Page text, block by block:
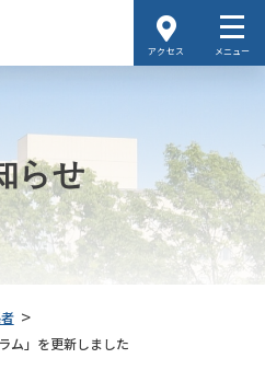
アクセス メニュー
らせ
>
ム」を更新しました